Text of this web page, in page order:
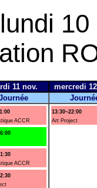
11 nov.
mercredi
ACCR
ACCR
13:30~22:00
Art Project